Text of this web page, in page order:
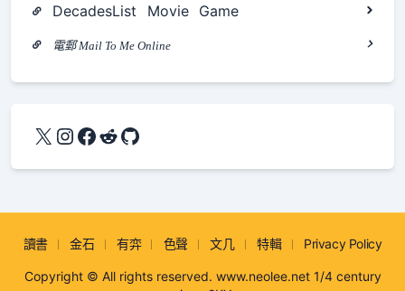
DecadesList
Movie Game
電郵 Mail To Me Online
X Instagram
Facebook
Reddit
GitHub
讀書 金石 有弈 色聲 文几 特輯 Privacy Policy
Copyright © All rights reserved. www.neolee.net 1/4 century